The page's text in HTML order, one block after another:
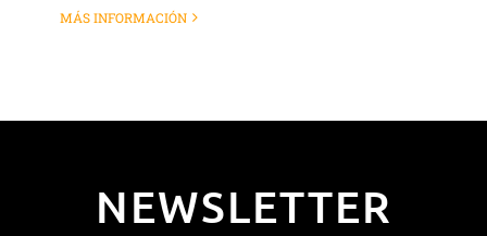
MÁS INFORMACIÓN
NEWSLETTER